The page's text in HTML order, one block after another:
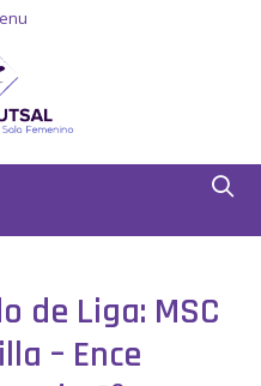
de Liga: MSC
– Ence